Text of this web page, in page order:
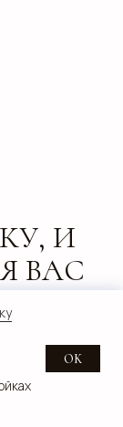
OK